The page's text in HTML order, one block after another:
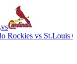
vs
Rockies vs St.Louis